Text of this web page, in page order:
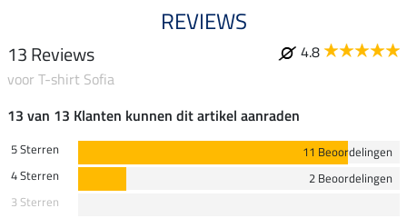
REVIEWS
13 Reviews
4.8
voor T-shirt Sofia
13 van 13 Klanten kunnen dit artikel aanraden
5 Sterren
11 Beoordelingen
4 Sterren
2 Beoordelingen
3 Sterren